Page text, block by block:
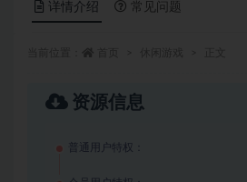
详情介绍 常见问题
资源信息
普通用户特权：